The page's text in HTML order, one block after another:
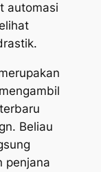
automasi
. Beliau
penjana